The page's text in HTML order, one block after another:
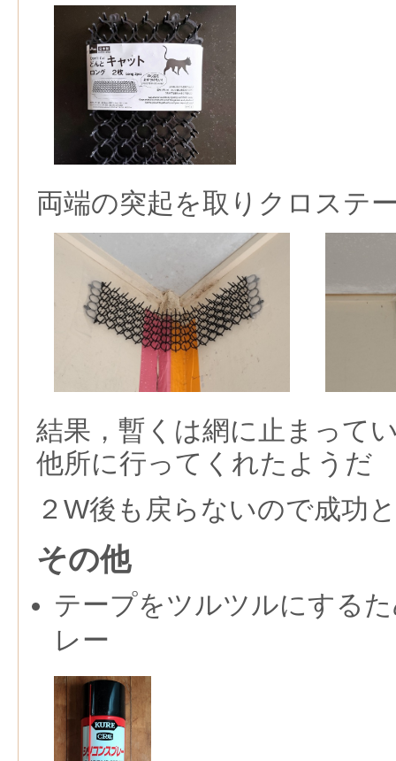
両端の突起を取りクロステ
結果，暫くは網に止まって
他所に行ってくれたようだ
２W後も戻らないので成功
その他
テープをツルツルにする
レー